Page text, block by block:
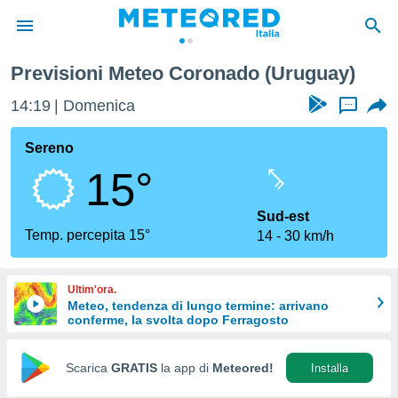
di
per
le
di
Web
Previsioni Meteo Coronado (Uruguay)
14:19 Domenica ...
Sereno
15°
Temp. percepita 15°
Sud-est
14
30 km/h
Ultim'ora.
Meteo, tendenza di lungo termine: arrivano
conferme, la svolta dopo Ferragosto
Scarica GRATIS la app di Meteored! Installa